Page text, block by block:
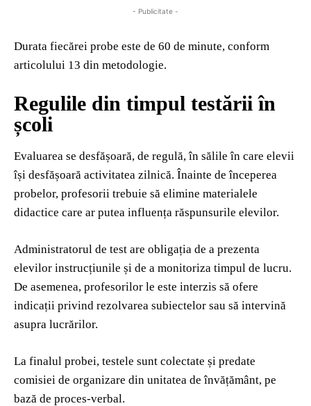
- Publicitate -
Durata fiecărei probe este de 60 de minute, conform
articolului 13 din metodologie.
Regulile din timpul testării în
școli
Evaluarea se desfășoară, de regulă, în sălile în care elevii
își desfășoară activitatea zilnică. Înainte de începerea
probelor, profesorii trebuie să elimine materialele
didactice care ar putea influența răspunsurile elevilor.
Administratorul de test are obligația de a prezenta
elevilor instrucțiunile și de a monitoriza timpul de lucru.
De asemenea, profesorilor le este interzis să ofere
indicații privind rezolvarea subiectelor sau să intervină
asupra lucrărilor.
La finalul probei, testele sunt colectate și predate
comisiei de organizare din unitatea de învățământ, pe
bază de proces-verbal.